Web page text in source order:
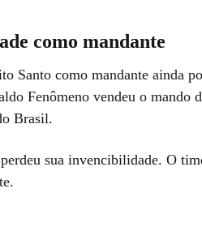
como mandante
Santo como mandante ainda
Fenômeno vendeu o mando
Brasil.
sua invencibilidade. O